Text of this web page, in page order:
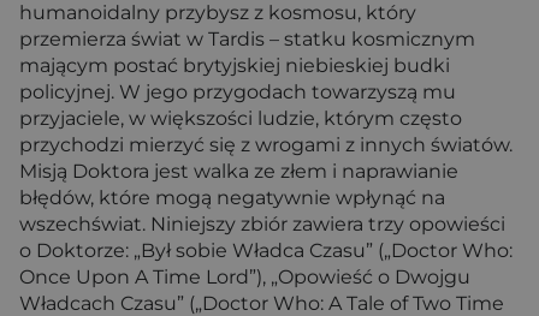
humanoidalny przybysz z kosmosu, który
przemierza świat w Tardis – statku kosmicznym
mającym postać brytyjskiej niebieskiej budki
policyjnej. W jego przygodach towarzyszą mu
przyjaciele, w większości ludzie, którym często
przychodzi mierzyć się z wrogami z innych światów.
Misją Doktora jest walka ze złem i naprawianie
błędów, które mogą negatywnie wpłynąć na
wszechświat. Niniejszy zbiór zawiera trzy opowieści
o Doktorze: „Był sobie Władca Czasu” („Doctor Who:
Once Upon A Time Lord”), „Opowieść o Dwojgu
Władcach Czasu” („Doctor Who: A Tale of Two Time